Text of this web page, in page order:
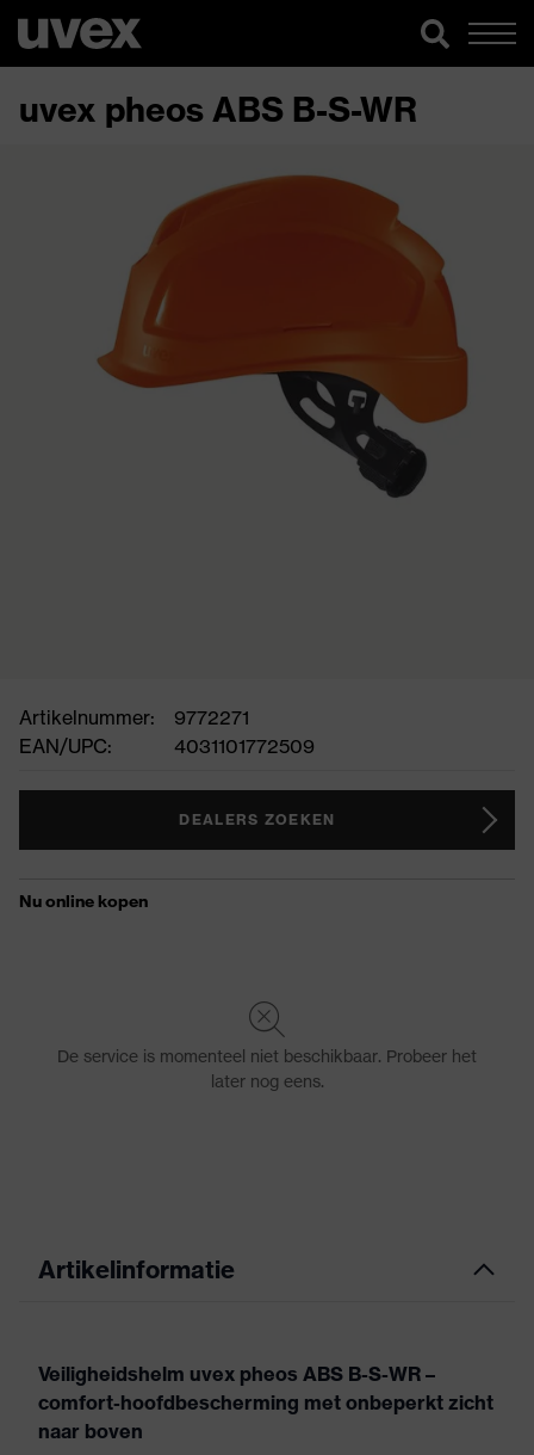
uvex pheos ABS B-S-WR
Artikelnummer:
9772271
EAN/UPC:
4031101772509
DEALERS ZOEKEN
Artikelinformatie
Veiligheidshelm uvex pheos ABS B-S-WR –
comfort-hoofdbescherming met onbeperkt zicht
naar boven